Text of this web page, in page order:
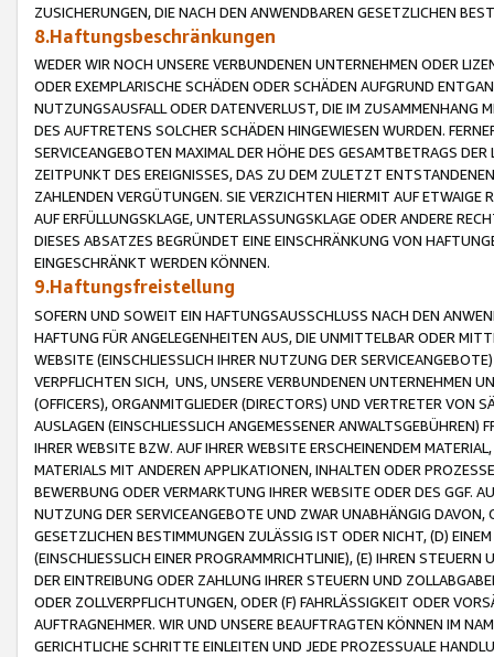
ZUSICHERUNGEN, DIE NACH DEN ANWENDBAREN GESETZLICHEN
8.Haftungsbeschränkungen
WEDER WIR NOCH UNSERE VERBUNDENEN UNTERNEHMEN ODER
ODER EXEMPLARISCHE SCHÄDEN ODER SCHÄDEN AUFGRUND
NUTZUNGSAUSFALL ODER DATENVERLUST, DIE IM ZUSAMMENHANG
DES AUFTRETENS SOLCHER SCHÄDEN HINGEWIESEN WURDEN.
SERVICEANGEBOTEN MAXIMAL DER HÖHE DES GESAMTBETRAGS
ZEITPUNKT DES EREIGNISSES, DAS ZU DEM ZULETZT
ZAHLENDEN VERGÜTUNGEN. SIE VERZICHTEN HIERMIT AUF
AUF ERFÜLLUNGSKLAGE, UNTERLASSUNGSKLAGE ODER ANDERE
DIESES ABSATZES BEGRÜNDET EINE EINSCHRÄNKUNG VON
EINGESCHRÄNKT WERDEN KÖNNEN.
9.Haftungsfreistellung
SOFERN UND SOWEIT EIN HAFTUNGSAUSSCHLUSS NACH DEN
HAFTUNG FÜR ANGELEGENHEITEN AUS, DIE UNMITTELBAR ODER
WEBSITE (EINSCHLIESSLICH IHRER NUTZUNG DER
VERPFLICHTEN SICH, UNS, UNSERE VERBUNDENEN UNTERNEHMEN
(OFFICERS), ORGANMITGLIEDER (DIRECTORS) UND VERTRETER VON
AUSLAGEN (EINSCHLIESSLICH ANGEMESSENER
IHRER WEBSITE BZW. AUF IHRER WEBSITE ERSCHEINENDEM
MATERIALS MIT ANDEREN APPLIKATIONEN, INHALTEN ODER
BEWERBUNG ODER VERMARKTUNG IHRER WEBSITE ODER DES GGF.
NUTZUNG DER SERVICEANGEBOTE UND ZWAR UNABHÄNGIG
GESETZLICHEN BESTIMMUNGEN ZULÄSSIG IST ODER NICHT, (D)
(EINSCHLIESSLICH EINER PROGRAMMRICHTLINIE), (E) IHREN
DER EINTREIBUNG ODER ZAHLUNG IHRER STEUERN UND
ODER ZOLLVERPFLICHTUNGEN, ODER (F) FAHRLÄSSIGKEIT ODER
AUFTRAGNEHMER. WIR UND UNSERE BEAUFTRAGTEN KÖNNEN IM
GERICHTLICHE SCHRITTE EINLEITEN UND JEDE PROZESSUALE